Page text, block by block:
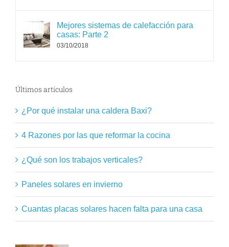
Mejores sistemas de calefacción para
casas: Parte 2
03/10/2018
Últimos artículos
¿Por qué instalar una caldera Baxi?
4 Razones por las que reformar la cocina
¿Qué son los trabajos verticales?
Paneles solares en invierno
Cuantas placas solares hacen falta para una casa